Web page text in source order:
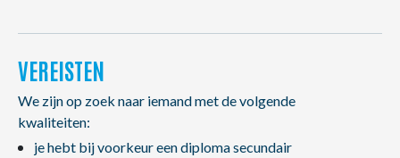
VEREISTEN
We zijn op zoek naar iemand met de volgende
kwaliteiten:
je hebt bij voorkeur een diploma secundair